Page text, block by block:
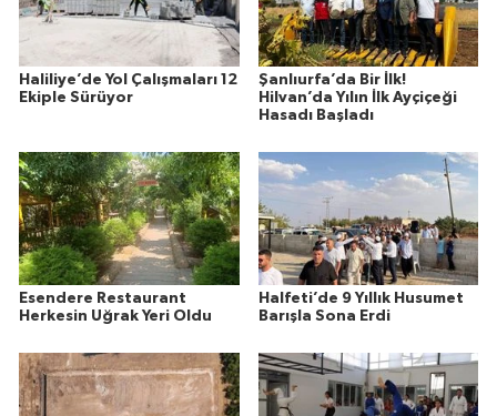
Haliliye’de Yol Çalışmaları 12
Ekiple Sürüyor
Şanlıurfa’da Bir İlk!
Hilvan’da Yılın İlk Ayçiçeği
Hasadı Başladı
Esendere Restaurant
Herkesin Uğrak Yeri Oldu
Halfeti’de 9 Yıllık Husumet
Barışla Sona Erdi